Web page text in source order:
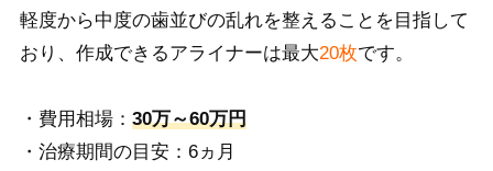
軽度から中度の歯並びの乱れを整えることを目指して
おり、作成できるアライナーは最大20枚です。
・費用相場： 30万～60万円
・治療期間の目安：6ヵ月